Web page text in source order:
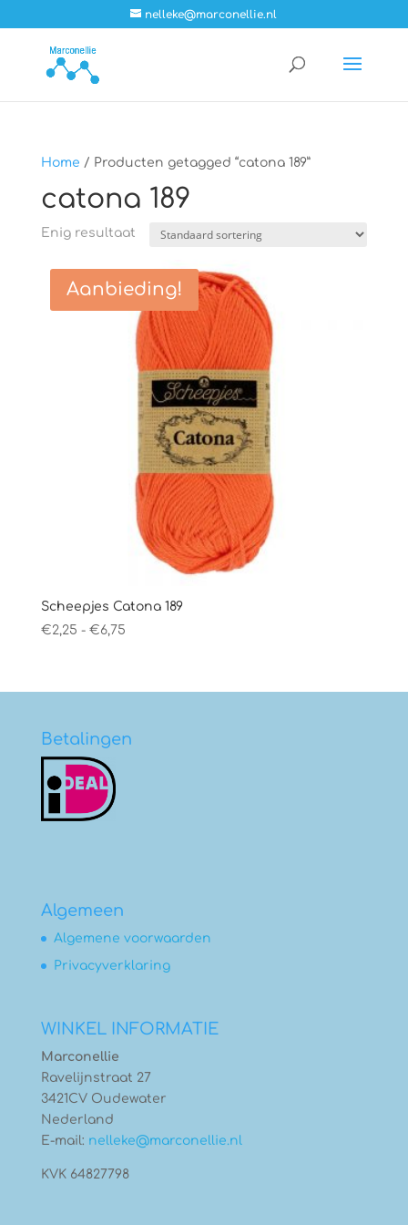
nelleke@marconellie.nl
Home / Producten getagged “catona 189”
catona 189
Enig resultaat
Aanbieding!
Scheepjes Catona 189
€2,25 - €6,75Prijsklasse:
€6,75
Betalingen
Algemeen
Algemene voorwaarden
Privacyverklaring
WINKEL INFORMATIE
Marconellie
Ravelijnstraat 27
3421CV Oudewater
Nederland
E-mail: nelleke@marconellie.nl
KVK 64827798